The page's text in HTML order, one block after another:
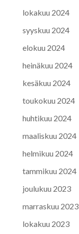
lokakuu 2024
syyskuu 2024
elokuu 2024
heinäkuu 2024
kesäkuu 2024
toukokuu 2024
huhtikuu 2024
maaliskuu 2024
helmikuu 2024
tammikuu 2024
joulukuu 2023
marraskuu 2023
lokakuu 2023